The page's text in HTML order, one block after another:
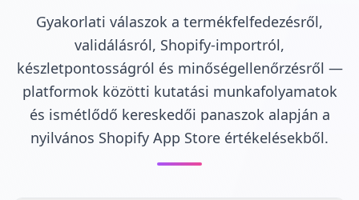
Gyakorlati válaszok a termékfelfedezésről,
validálásról, Shopify-importról,
készletpontosságról és minőségellenőrzésről —
platformok közötti kutatási munkafolyamatok
és ismétlődő kereskedői panaszok alapján a
nyilvános Shopify App Store értékelésekből.